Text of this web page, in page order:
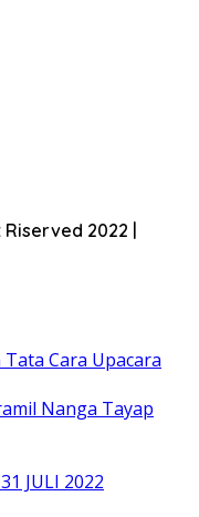
2022 |
Cara Upacara
Nanga Tayap
JULI 2022